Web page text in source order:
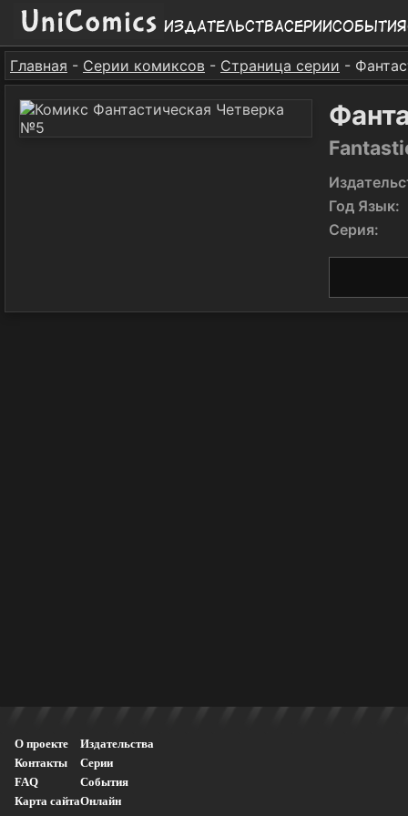
ИздательстваСерииСобытия
Главная - Серии комиксов - Страница серии -
Год Язык:
Серия:
О проекте
Контакты
FAQ
Карта сайта
Издательства
Серии
События
Онлайн